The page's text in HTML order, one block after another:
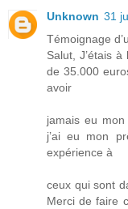
Unknown 31
Témoignage
Salut, J’étais
de 35.000
avoir
jamais eu
j’ai eu mon
expérience à
ceux qui sont
Merci de faire